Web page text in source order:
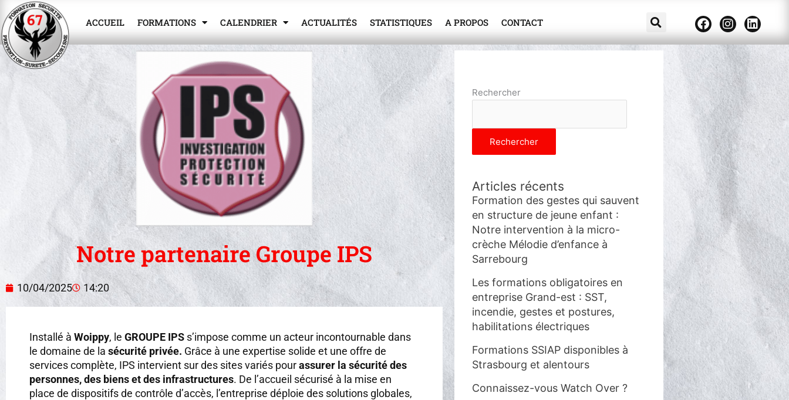
Aller
au
contenu
ACCUEIL FORMATIONS CALENDRIER ACTUALITÉS STATISTIQUES A PROPOS CONTACT
F
a
c
b
o
o
I
n
s
t
a
g
r
a
m
L
i
n
k
e
d
n
Notre partenaire Groupe IPS
10/04/2025 14:20
Installé à Woippy, le GROUPE IPS s’impose comme un acteur incontournable dans
le domaine de la sécurité privée. Grâce à une expertise solide et une offre de
services complète, IPS intervient sur des sites variés pourassurer la sécurité des
personnes, des biens et des infrastructures. De l’accueil sécurisé à la mise en
place de dispositifs de contrôle d’accès, l’entreprise déploie des solutions globales,
Rechercher
Rechercher
Articles récents
Formation des gestes qui sauvent
en structure de jeune enfant :
Notre intervention à la micro-
crèche Mélodie d’enfance à
Sarrebourg
Les formations obligatoires en
entreprise Grand-est : SST,
incendie, gestes et postures,
habilitations électriques
Formations SSIAP disponibles à
Strasbourg et alentours
Connaissez-vous Watch Over ?
Panneau de gestion des cookies